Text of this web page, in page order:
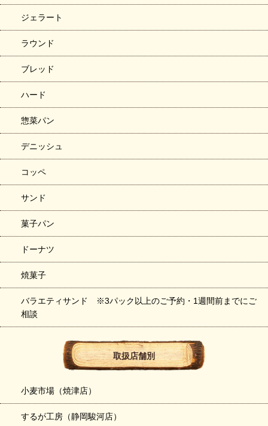
ジェラート
ラウンド
ブレッド
ハード
惣菜パン
デニッシュ
コッペ
サンド
菓子パン
ドーナツ
焼菓子
バラエティサンド ※3パック以上のご予約・1週間前までにご
相談
取扱店舗別
小麦市場（焼津店）
するが工房（静岡駿河店）